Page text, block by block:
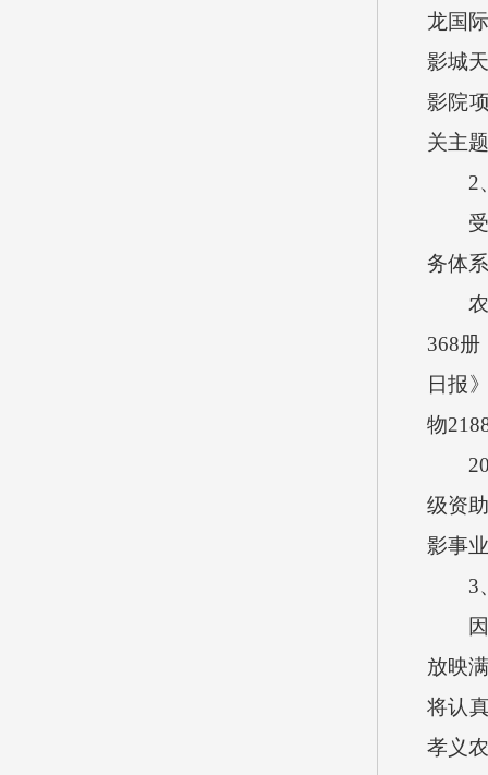
龙国
影城
影院
关主
2
务体
368册
日报
物
级资
影事
3
放映
将认
孝义